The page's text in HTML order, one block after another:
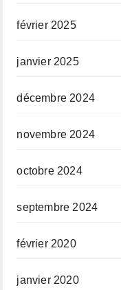
février 2025
janvier 2025
décembre 2024
novembre 2024
octobre 2024
septembre 2024
février 2020
janvier 2020